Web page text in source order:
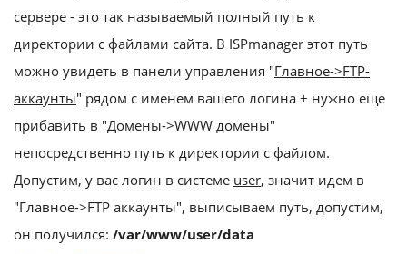
сервере - это так называемый полный путь к
директории с файлами сайта. В ISPmanager этот путь
можно увидеть в панели управления "Главное->FTP-
аккаунты" рядом с именем вашего логина + нужно еще
прибавить в "Домены->WWW домены"
непосредственно путь к директории с файлом.
Допустим, у вас логин в системе user, значит идем в
"Главное->FTP аккаунты", выписываем путь, допустим,
он получился: /var/www/user/data